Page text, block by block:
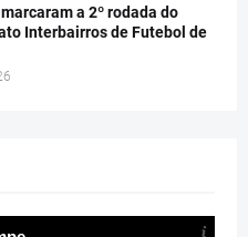
a 2º rodada do
Interbairros de Futebol de